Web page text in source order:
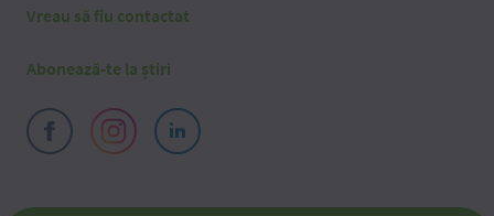
Vreau să fiu contactat
Abonează-te la știri